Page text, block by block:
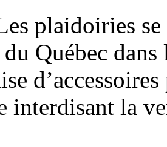
plaidoiries
Québec
interdisant la